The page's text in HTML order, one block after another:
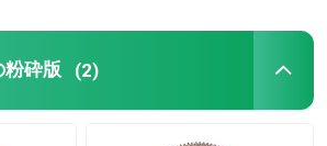
粉砕版 (2)